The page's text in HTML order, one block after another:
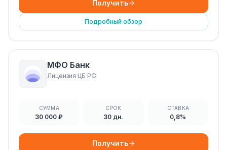
Получить
Подробный обзор
МФО Банк
Лицензия ЦБ РФ
СУММА
30 000 ₽
СРОК
30 дн.
СТАВКА
0,8%
Получить